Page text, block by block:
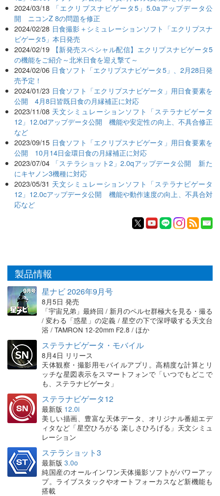
2024/03/18
「エクリプスナビゲータ5」5.0aアップデータ公
開 ニコンZ 8の問題を修正
2024/02/28 日食撮影＋シミュレーションソフト「エクリプスナ
ビゲータ5」本日発売
2024/02/19
【新発売スペシャル配信】エクリプスナビゲータ5
の機能をご紹介～北米日食を迎え撃て～
2024/02/06 日食ソフト「エクリプスナビゲータ5」、2月28日発
売予定！
2024/01/23 日食ソフト「エクリプスナビゲータ」用日食要素を
公開 4月8日皆既日食の月縁補正に対応
2023/11/08 天文シミュレーションソフト「ステラナビゲータ
12」12.0dアップデータ公開 機能や安定性の向上、不具合修正
など
2023/09/15 日食ソフト「エクリプスナビゲータ」用日食要素を
公開 10月14日金環日食の月縁補正に対応
2023/07/04
「ステラショット2」2.0qアップデータ公開 新た
にキヤノン3機種に対応
2023/05/31 天文シミュレーションソフト「ステラナビゲータ
12」12.0cアップデータ公開 機能や動作速度の向上、不具合対
応など
製品情報
星ナビ 2026年9月号
8月5日 発売
「宇宙兄弟」最終回 / 新月のペルセ群極大を見る・撮る
/ 変わる「惑星」の定義 / 星空の下で深呼吸する天文台
浴 / TAMRON 12-20mm F2.8 / ほか
ステラナビゲータ・モバイル
8月4日 リリース
天体観察・撮影用モバイルアプリ。高精度な計算とリ
ッチな星図表示をスマートフォンで「いつでもどこで
も、ステラナビゲータ」
ステラナビゲータ12
最新版 12.0i
美しい描画、豊富な天体データ、オリジナル番組エデ
ィタなど「星空ひろがる 楽しさひろげる」天文シミュ
レーション
ステラショット3
最新版 3.0o
純国産のオールインワン天体撮影ソフトがパワーアッ
プ。ライブスタックやオートフォーカスなど新機能も
搭載